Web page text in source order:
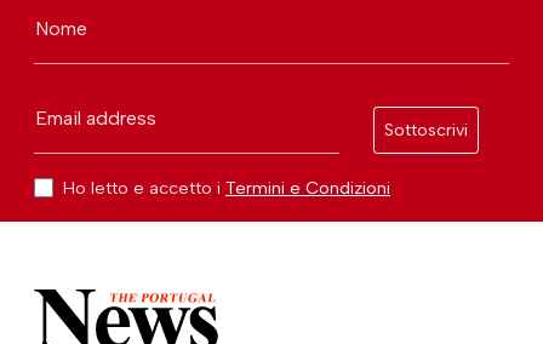
Nome
Email address
Sottoscrivi
Ho letto e accetto i Termini e Condizioni